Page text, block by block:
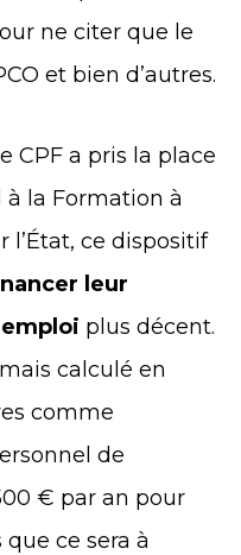
ne citer que le
et bien d’autres.
CPF a pris la place
la Formation à
l’État, ce dispositif
leur
plus décent.
calculé en
comme
de
€ par an pour
ce sera à